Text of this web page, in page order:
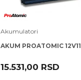
Akumulatori
AKUM PROATOMIC
15.531,00 RSD